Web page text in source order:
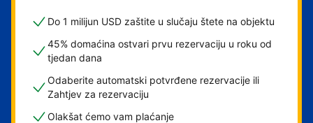
Do 1 milijun USD zaštite u slučaju štete na objektu
45% domaćina ostvari prvu rezervaciju u roku od
tjedan dana
Odaberite automatski potvrđene rezervacije ili
Zahtjev za rezervaciju
Olakšat ćemo vam plaćanje